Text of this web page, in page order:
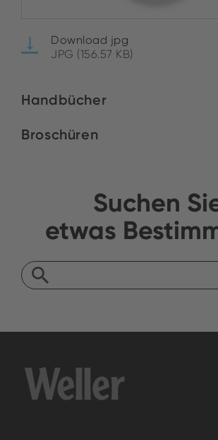
Download jpg
JPG (156.57 KB)
Handbücher
Broschüren
Suchen
etwas